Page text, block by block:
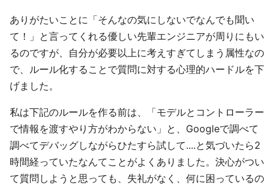
ありがたいことに「そんなの気にしないでなんでも聞い
て！」と言ってくれる優しい先輩エンジニアが周りにもい
るのですが、自分が必要以上に考えすぎてしまう属性なの
で、ルール化することで質問に対する心理的ハードルを下
げました。
私は下記のルールを作る前は、「モデルとコントローラー
で情報を渡すやり方がわからない」と、Googleで調べて
調べてデバッグしながらひたすら試して....と気づいたら2
時間経っていたなんてことがよくありました。決心がつい
て質問しようと思っても、失礼がなく、何に困っているの